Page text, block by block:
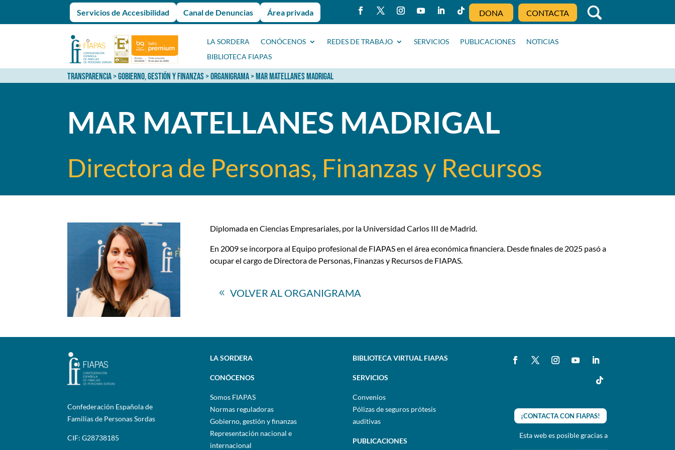
Servicios de Accesibilidad Canal de Denuncias Área privada DONA CONTACTA
LA SORDERA CONÓCENOS REDES DE TRABAJO SERVICIOS PUBLICACIONES
NOTICIAS
BIBLIOTECA FIAPAS
TRANSPARENCIA>GOBIERNO, GESTIÓN Y FINANZAS>ORGANIGRAMA> MAR MATELLANES MADRIGAL
MAR MATELLANES MADRIGAL
Directora de Personas, Finanzas y Recursos
Diplomada en Ciencias Empresariales, por la Universidad Carlos III de Madrid.
En 2009 se incorpora al Equipo profesional de FIAPAS en el área económica financiera. Desde finales de 2025 pasó a
ocupar el cargo de Directora de Personas, Finanzas y Recursos de FIAPAS.
VOLVER AL ORGANIGRAMA
Confederación Española de
Familias de Personas Sordas
CIF: G28738185
LA SORDERA
CONÓCENOS
Somos FIAPAS
Normas reguladoras
Gobierno, gestión y finanzas
Representación nacional e
internacional
BIBLIOTECA VIRTUAL FIAPAS
SERVICIOS
Convenios
Pólizas de seguros prótesis
auditivas
PUBLICACIONES
¡CONTACTA CON FIAPAS!
Esta web es posible gracias a